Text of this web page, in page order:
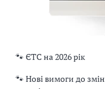
🐾 ЄТС на 2026 рік
🐾 Нові вимоги до